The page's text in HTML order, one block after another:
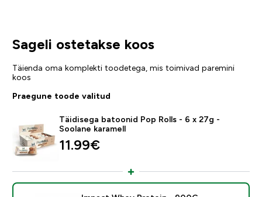
Sageli ostetakse koos
Täienda oma komplekti toodetega, mis toimivad paremini
koos
Praegune toode valitud
Täidisega batoonid Pop Rolls - 6 x 27g -
Soolane karamell
11.99€‎